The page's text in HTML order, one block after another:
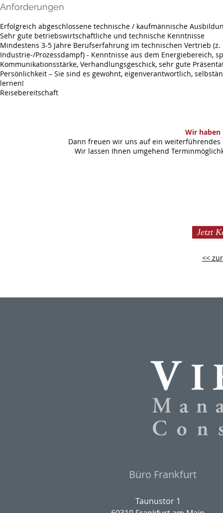
Anforderungen
Erfolgreich abgeschlossene technische / kaufmännische
Sehr gute betriebswirtschaftliche und technische Kenntnisse
Mindestens 3-5 Jahre Berufserfahrung im technischen Vertrieb
Industrie-/Prozessdampf) - Kenntnisse aus dem Energiebereich,
Kommunikationsstärke, Verhandlungsgeschick, sehr gute
Persönlichkeit – Sie sind es gewohnt, eigenverantwortlich,
lernen!
Reisebereitschaft
Wir haben
Dann freuen wir uns auf ein
Wir lassen Ihnen umgehend
Jetzt
<<
Büro Frankfurt
Taunustor 1